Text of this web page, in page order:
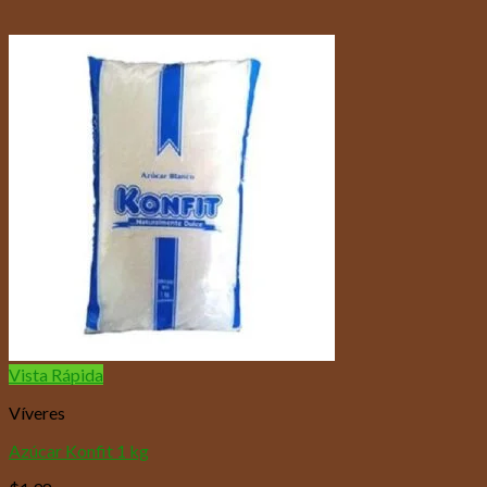
Vista Rápida
Víveres
Azúcar Konfit 1 kg